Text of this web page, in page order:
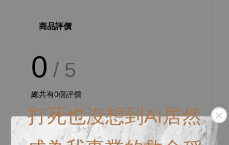
打死也沒想到AI居然
商品評價
0 / 5
總共有0個評價